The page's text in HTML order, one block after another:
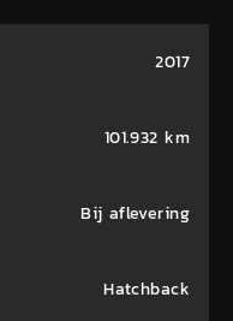
2017
101.932 km
Bij aflevering
Hatchback